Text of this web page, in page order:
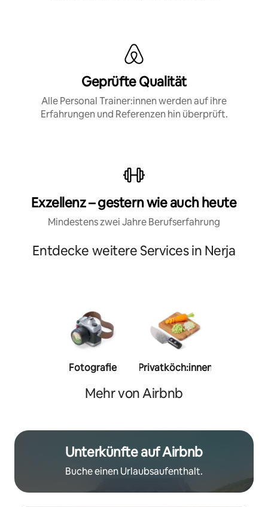
Geprüfte Qualität
Alle Personal Trainer:innen werden auf ihre
Erfahrungen und Referenzen hin überprüft.
Exzellenz – gestern wie auch heute
Mindestens zwei Jahre Berufserfahrung
Entdecke weitere Services in Nerja
Fotografie Privatköch:innen
Mehr von Airbnb
Unterkünfte auf Airbnb
Buche einen Urlaubsaufenthalt.